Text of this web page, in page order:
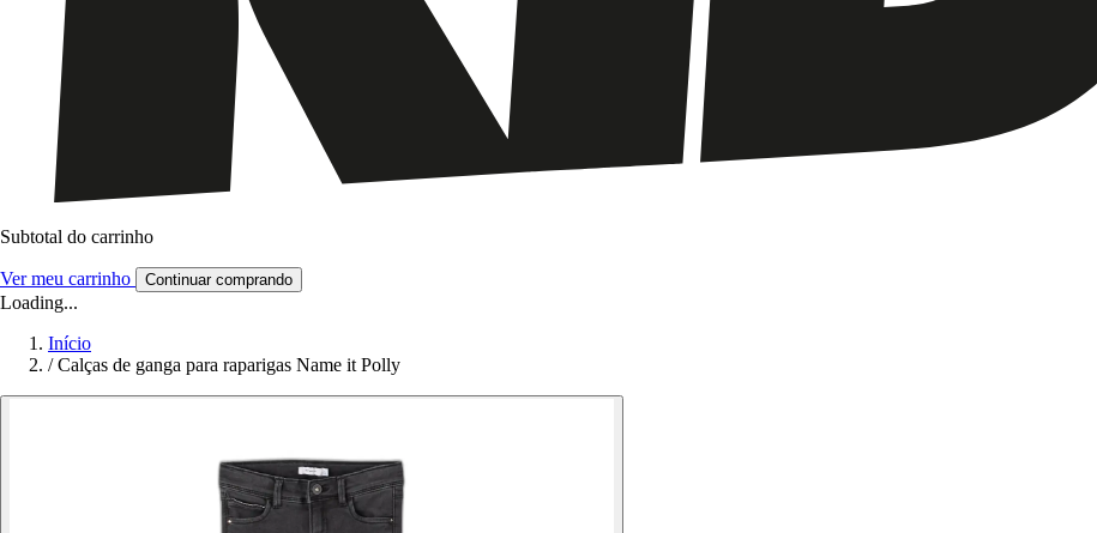
Subtotal do carrinho
Ver meu carrinho Continuar comprando
Loading...
Início
/ Calças de ganga para raparigas Name it Polly